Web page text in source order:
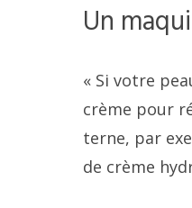
Un
« Si votre
crème pour
terne, par
de crème